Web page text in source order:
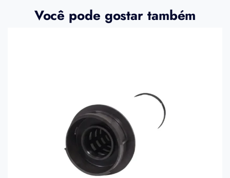
Você pode gostar também